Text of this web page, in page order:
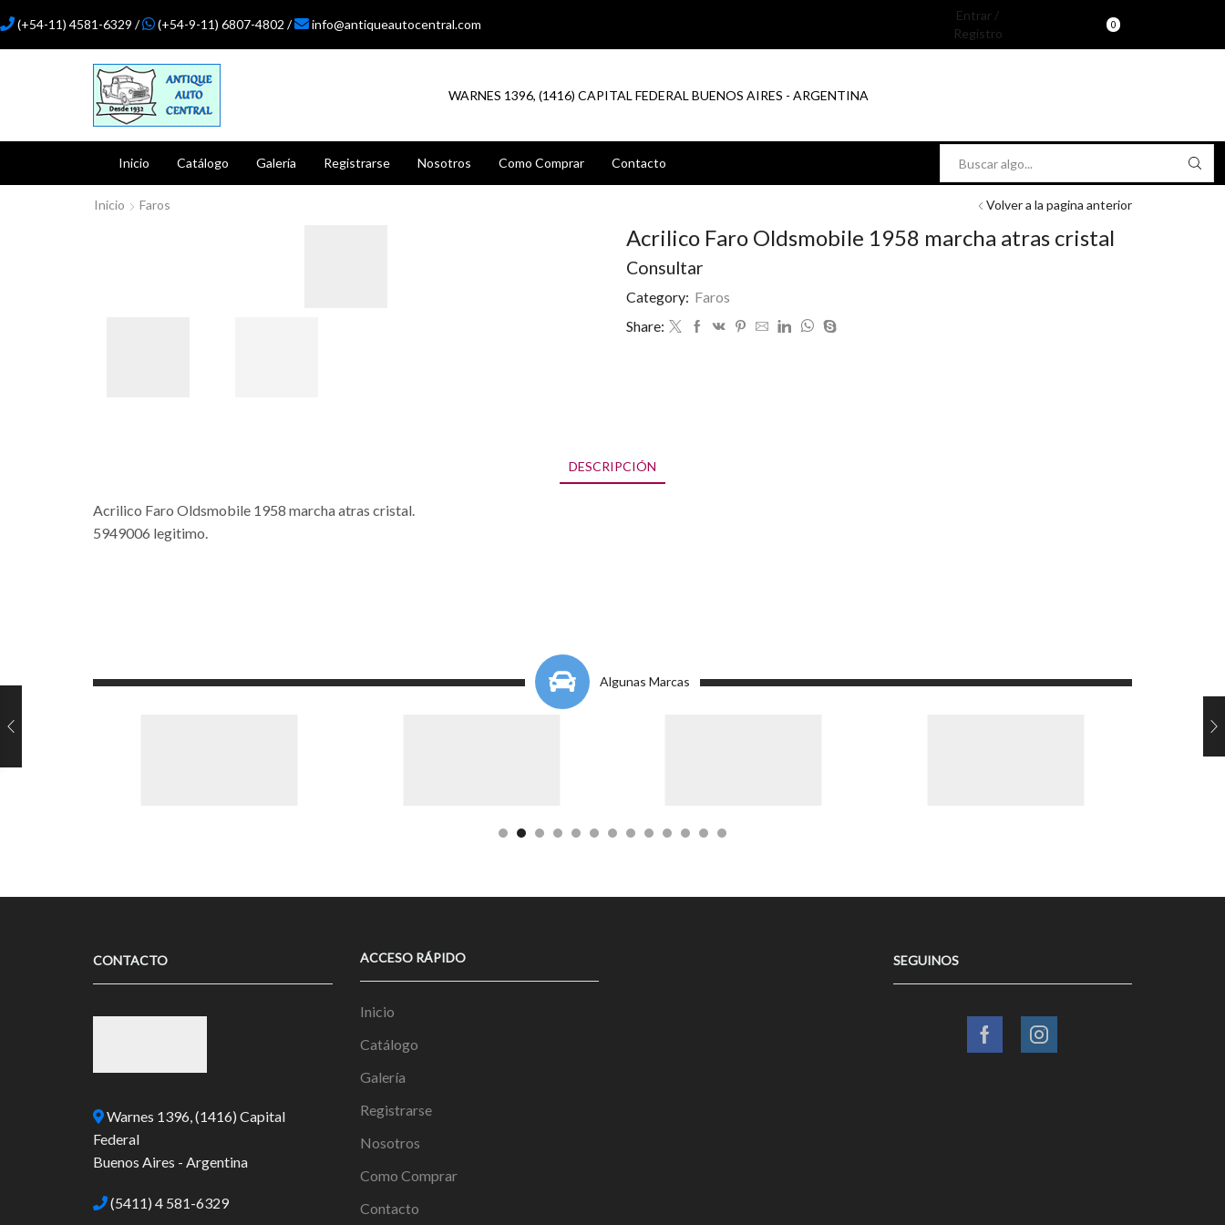
(+54-11) 4581-6329 / (+54-9-11) 6807-4802 / info@antiqueautocentral.com
Entrar /
Registro
0
WARNES 1396, (1416) CAPITAL FEDERAL BUENOS AIRES - ARGENTINA
Inicio Catálogo Galería Registrarse Nosotros Como Comprar Contacto
input
Inicio
Faros Volver a la pagina anterior
Acrilico Faro Oldsmobile 1958 marcha atras cristal
Consultar
Category: Faros
Share:
DESCRIPCIÓN
Acrilico Faro Oldsmobile 1958 marcha atras cristal.
5949006 legitimo.
Algunas Marcas
CONTACTO
Warnes 1396, (1416) Capital
Federal
Buenos Aires - Argentina
(5411) 4 581-6329
ACCESO RÁPIDO
Inicio
Catálogo
Galería
Registrarse
Nosotros
Como Comprar
Contacto
SEGUINOS
FacebookInstagram